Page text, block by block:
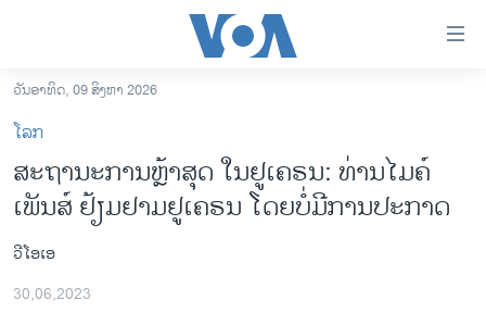
ເຂົ້າ
ຫາ
ຂ້າມ
ຂ້າມ
ຫາ
ຊອກ
ຄົ້ນ
ອາເມຣິກາ
ການເລືອກຕັ້ງ ປະທານາທີບໍດີ ສະຫະລັດ 2024
ໂລກ
ວັນອາທິດ, 09 ສິງຫາ 2026
ໂລກ
ສະ​ຖາ​ນະ​ການ​ຫຼ້າ​ສຸດ​ ໃນ​ຢູ​ເຄ​ຣນ: ທ່ານ​ໄມ​ຄ໌
ເພັນ​ສ໌ ຢ້ຽມ​ຢາມ​ຢູ​ເຄ​ຣນ ໂດຍ​ບໍ່​ມີ​ການ​ປະ​ກາດ
ວີໂອເອ
30,06,2023